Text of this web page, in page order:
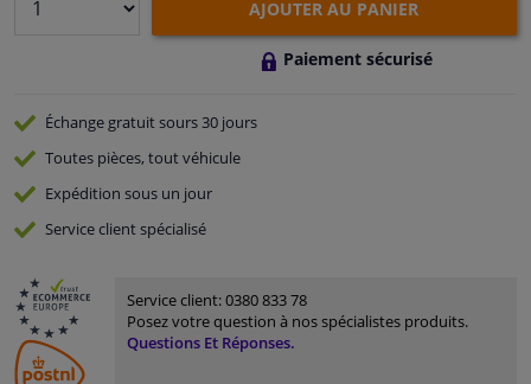
AJOUTER AU PANIER
Paiement sécurisé
Échange gratuitsours 30 jours
Toutes pièces, tout véhicule
Expédition sous un jour
Serviceclient spécialisé
Service client:0380 833 78
Posez votre question à nos spécialistes produits.
Questions Et Réponses.